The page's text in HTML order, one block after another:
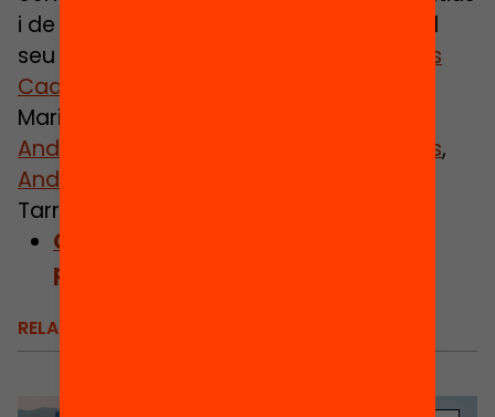
i de gestió de la diversitat. Ha ampliat el
seu treball amb un seminari amb
Àngels
Cadena
Mario Cuixart,
Andrade
Edgar Iglesias,
Andrea Jover
Tarrés.
Consulta el capítol: Nous
professionals a l’escola
RELACIONATS